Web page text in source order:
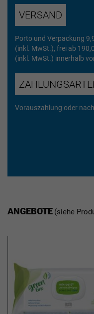
VERSAND
Porto und Verpackung
(inkl. MwSt.), frei ab
(inkl. MwSt.) innerhalb
Vorauszahlung oder
ANGEBOTE (siehe